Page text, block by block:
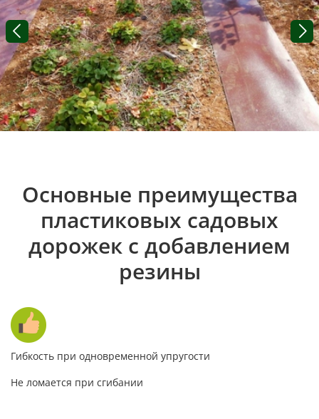
Основные преимущества
пластиковых садовых
дорожек с добавлением
резины
Гибкость при одновременной упругости
Не ломается при сгибании